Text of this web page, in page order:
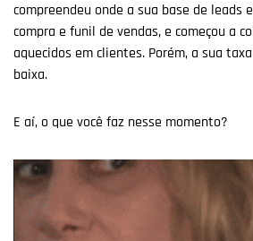
compreendeu onde a sua base de leads
compra e funil de vendas, e começou a
aquecidos em clientes. Porém, a sua
baixa.
E aí, o que você faz nesse momento?